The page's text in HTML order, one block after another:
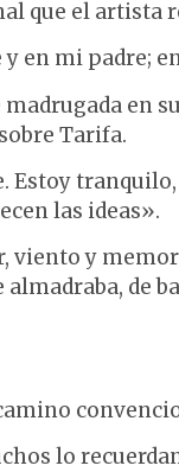
que el artista
en mi padre;
en
Tarifa.
Estoy
las ideas».
viento y
de
lo